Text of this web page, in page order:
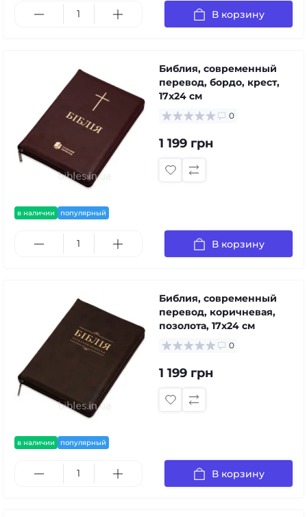
В корзину
в наличии популярный
Библия, современный
перевод, бордо, крест,
17x24 см
0
1 199 грн
В корзину
в наличии популярный
Библия, современный
перевод, коричневая,
позолота, 17x24 см
0
1 199 грн
В корзину